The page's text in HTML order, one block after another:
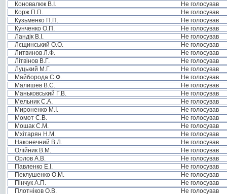
Коновалюк В.І.
Не голосував
Корж П.П.
Не голосував
Кузьменко П.П.
Не голосував
Кунченко О.П.
Не голосував
Ландік В.І.
Не голосував
Лєщинський О.О.
Не голосував
Литвинов Л.Ф.
Не голосував
Літвінов В.Г.
Не голосував
Луцький М.Г.
Не голосував
Майборода С.Ф.
Не голосував
Малишев В.С.
Не голосував
Маньковський Г.В.
Не голосував
Мельник С.А.
Не голосував
Мироненко М.І.
Не голосував
Момот С.В.
Не голосував
Мошак С.М.
Не голосував
Мхітарян Н.М.
Не голосував
Наконечний В.Л.
Не голосував
Олійник В.М.
Не голосував
Орлов А.В.
Не голосував
Павленко Е.І.
Не голосував
Пеклушенко О.М.
Не голосував
Пінчук А.П.
Не голосував
Плотніков О.В.
Не голосував